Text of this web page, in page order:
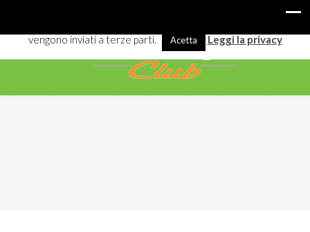
vengono inviati a terze parti.
Acetta Leggi la privacy